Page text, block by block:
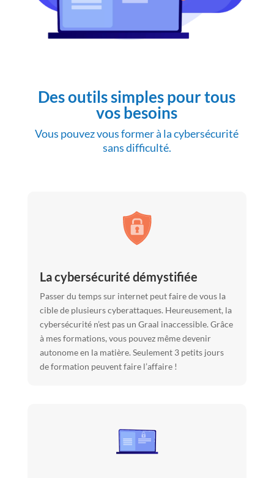
Des outils simples pour tous
vos besoins
Vous pouvez vous former à la cybersécurité
sans difficulté.
La cybersécurité démystifiée
Passer du temps sur internet peut faire de vous la
cible de plusieurs cyberattaques. Heureusement, la
cybersécurité n’est pas un Graal inaccessible. Grâce
à mes formations, vous pouvez même devenir
autonome en la matière. Seulement 3 petits jours
de formation peuvent faire l’affaire !